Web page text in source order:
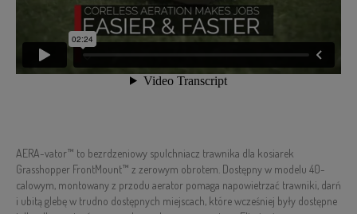
AERA-vator™ to bezrdzeniowy spulchniacz trawnika dla kosiarek
Grasshopper FrontMount™ z zerowym obrotem. Dostępny w modelu 40-
calowym, montowany z przodu aerator pomaga napowietrzać trawniki, darń
i ubitą glebę w trudno dostępnych miejscach, które wcześniej były dostępne